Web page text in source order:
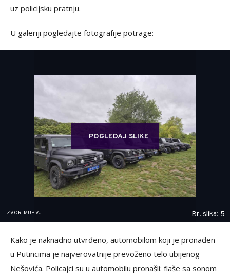
uz policijsku pratnju.
U galeriji pogledajte fotografije potrage:
POGLEDAJ SLIKE
IZVOR: MUP VJT Br. slika: 5
Kako je naknadno utvrđeno, automobilom koji je pronađen
u Putincima je najverovatnije prevoženo telo ubijenog
Nešovića. Policajci su u automobilu pronašli: flaše sa sonom